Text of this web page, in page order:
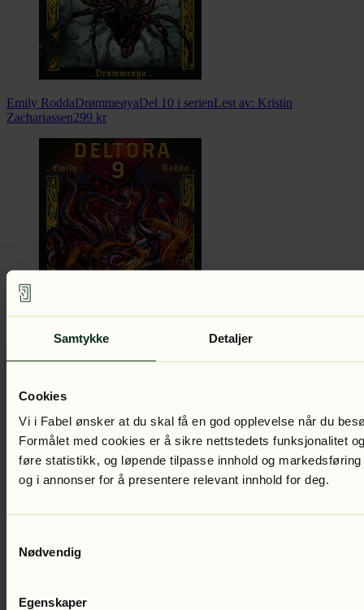
Samtykke Detaljer
Cookies
Vi i Fabel ønsker at du skal få en god opplevelse når du
Formålet med cookies er å sikre nettstedets funksjonalitet
føre statistikk, og løpende tilpasse innhold og markedsføring
og i annonser for å presentere relevant innhold for deg.
Nødvendig
Egenskaper
Emily RoddaDrømmeøyaDel 10 i serienLest av: Kristin
Zachariassen299 kr
Zachariassen299kr
Emily Rodda
Zachariassen299